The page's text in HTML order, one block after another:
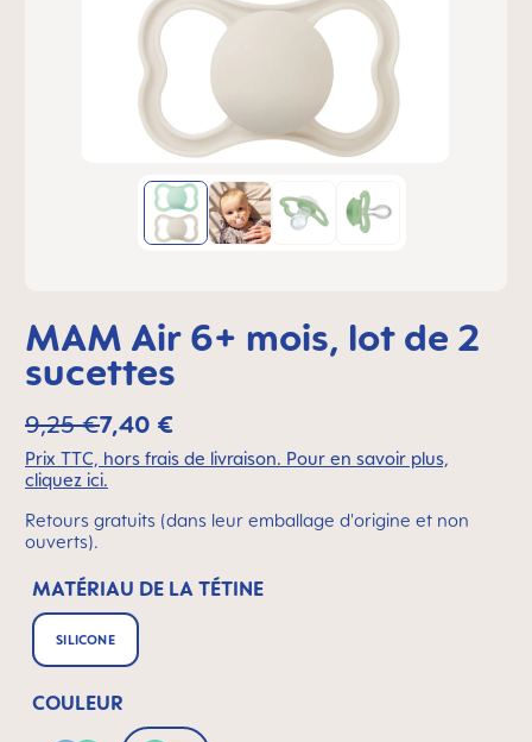
MAM Air 6+ mois, lot de 2
sucettes
7,40 €
9,25 €
Prix TTC, hors frais de livraison. Pour en savoir plus,
cliquez ici.
Retours gratuits (dans leur emballage d'origine et non
ouverts).
MATÉRIAU DE LA TÉTINE
SILICONE
COULEUR